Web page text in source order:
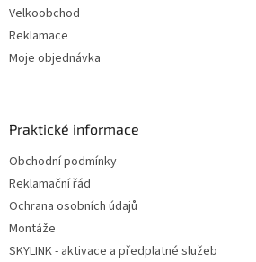
Velkoobchod
Reklamace
Moje objednávka
Praktické informace
Obchodní podmínky
Reklamační řád
Ochrana osobních údajů
Montáže
SKYLINK - aktivace a předplatné služeb